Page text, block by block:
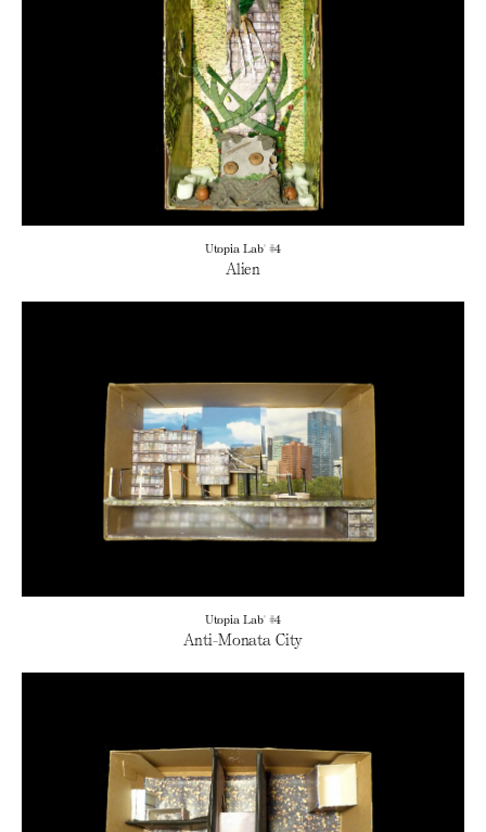
Utopia Lab' #4
Alien
Utopia Lab' #4
Anti-Monata City